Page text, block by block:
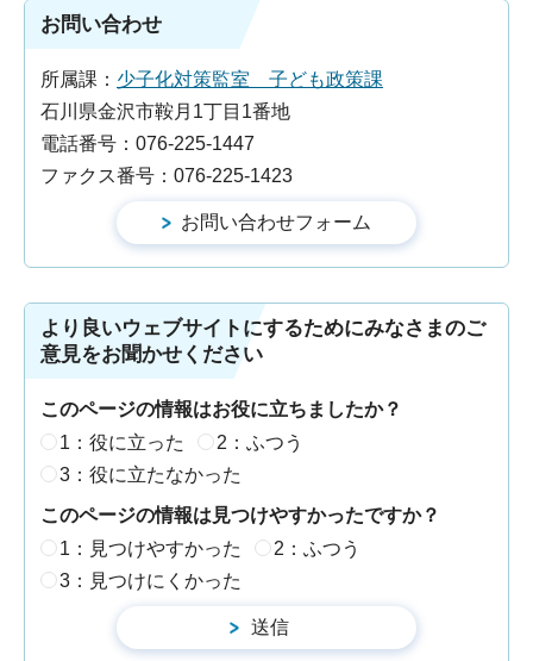
お問い合わせ
所属課： 少子化対策監室 子ども政策課
石川県金沢市鞍月1丁目1番地
電話番号：076-225-1447
ファクス番号：076-225-1423
より良いウェブサイトにするためにみなさまのご
意見をお聞かせください
このページの情報はお役に立ちましたか？
1：役に立った
2：ふつう
3：役に立たなかった
このページの情報は見つけやすかったですか？
1：見つけやすかった
2：ふつう
3：見つけにくかった